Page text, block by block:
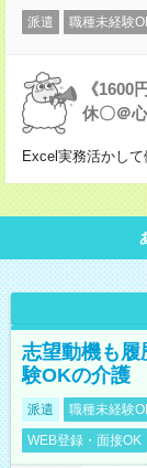
派遣 職種未経験
《1600
休〇＠
Excel実務活かし
志望動機も履
験OKの介護
派遣 職種未経験
WEB登録・面接OK